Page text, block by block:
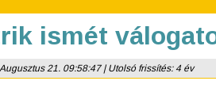
ismét
21. 09:58:47 | Utolsó frissítés: 4 év